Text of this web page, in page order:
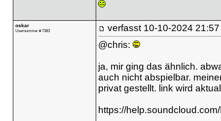
oskar
Usernummer # 7383 verfasst 10-10-2024 21:57
@chris:
ja, mir ging das ähnlich.
auch nicht abspielbar.
privat gestellt. link wird
https://